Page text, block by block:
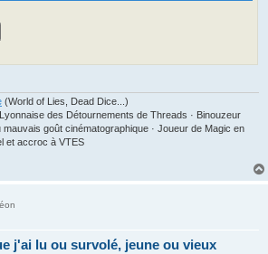
(World of Lies, Dead Dice...)
des Détournements de Threads · Binouzeur
mauvais goût cinématographique · Joueur de Magic en
et accroc à VTES
j'ai lu ou survolé, jeune ou vieux